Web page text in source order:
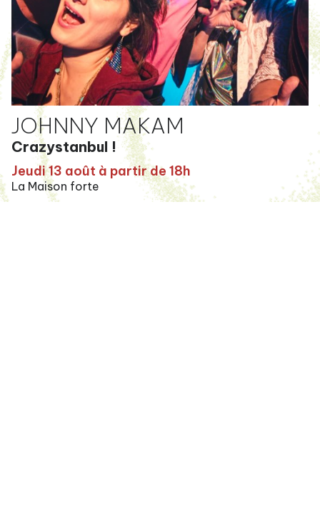
JOHNNY MAKAM
Crazystanbul !
Jeudi 13 août à partir de 18h
La Maison forte